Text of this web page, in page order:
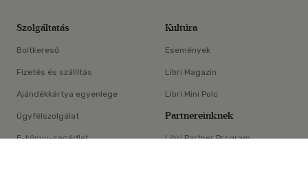
×
Szolgáltatás
Boltkereső
Fizetés és szállítás
Ajándékkártya egyenlege
Ügyfélszolgálat
E-könyv-segédlet
Kultúra
Események
Libri Magazin
Libri Mini Polc
Partnereinknek
Libri Partner Program